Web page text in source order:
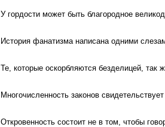
У гордости может быть благородное
История фанатизма написана одними
Те, которые оскорбляются безделицей, так
Многочисленность законов
Откровенность состоит не в том, чтобы